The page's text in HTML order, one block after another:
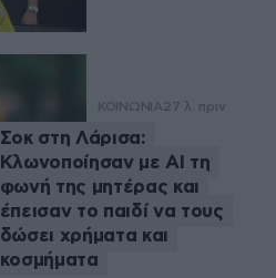
ΚΟΙΝΩΝΙΑ 27 λ. πριν
Σοκ στη Λάρισα:
Κλωνοποίησαν με AI τη
φωνή της μητέρας και
έπεισαν το παιδί να τους
δώσει χρήματα και
κοσμήματα